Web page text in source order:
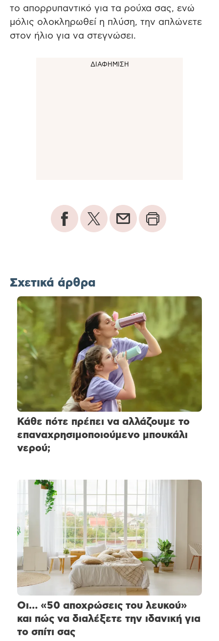
το απορρυπαντικό για τα ρούχα σας, ενώ
μόλις ολοκληρωθεί η πλύση, την απλώνετε
στον ήλιο για να στεγνώσει.
Σχετικά άρθρα
Κάθε πότε πρέπει να αλλάζουμε το
επαναχρησιμοποιούμενο μπουκάλι
νερού;
Οι… «50 αποχρώσεις του λευκού»
και πώς να διαλέξετε την ιδανική για
το σπίτι σας